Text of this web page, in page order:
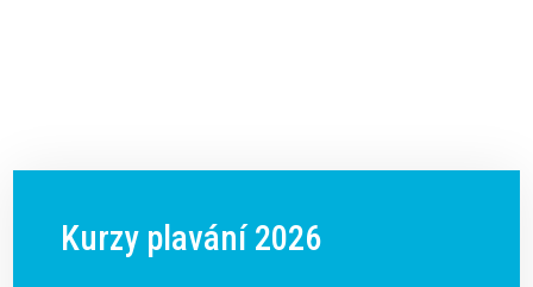
Kurzy plavání 2026